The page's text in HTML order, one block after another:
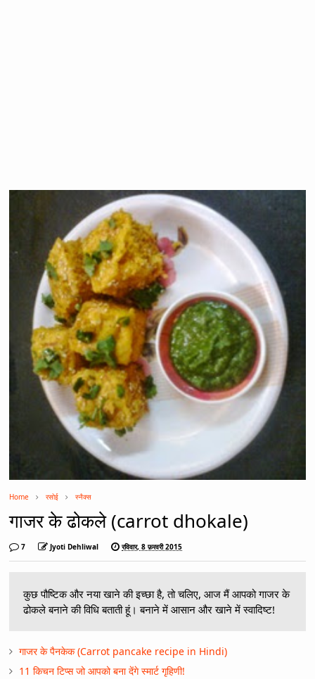
Home रसोई स्नैक्स
गाजर के ढोकले (carrot dhokale)
7 Jyoti Dehliwal रविवार, 8 फ़रवरी 2015
कुछ पौष्टिक और नया खाने की इच्छा है, तो चलिए, आज मैं आपको गाजर के
ढोकले बनाने की विधि बताती हूं। बनाने में आसान और खाने में स्वादिष्ट!
गाजर के पैनकेक (Carrot pancake recipe in Hindi)
11 किचन टिप्स जो आपको बना देंगे स्मार्ट गृहिणी!